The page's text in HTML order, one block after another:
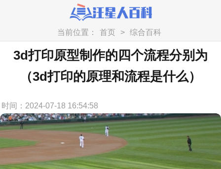
当前位置： 首页 > 综合百科
3d打印原型制作的四个流程分别为
（3d打印的原理和流程是什么）
时间：2024-07-18 16:54:58